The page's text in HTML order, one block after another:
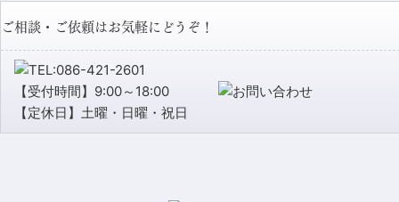
ご相談・ご依頼はお気軽にどうぞ！
【受付時間】9:00～18:00
【定休日】土曜・日曜・祝日